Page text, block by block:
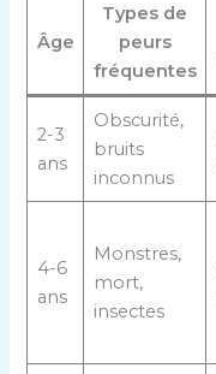
Âge
Types de
peurs
fréquentes
2-3
ans
Obscurité,
bruits
inconnus
4-6
ans
Monstres,
mort,
insectes